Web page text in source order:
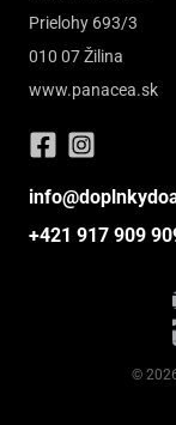
Prielohy 693/3
010 07 Žilina
www.panacea.sk
+421 917 909
©